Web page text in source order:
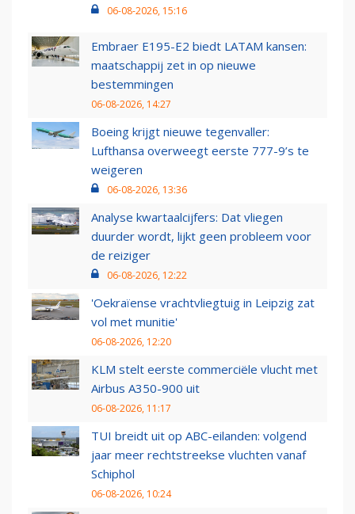
06-08-2026, 15:16
Embraer E195-E2 biedt LATAM kansen:
maatschappij zet in op nieuwe
bestemmingen
06-08-2026, 14:27
Boeing krijgt nieuwe tegenvaller:
Lufthansa overweegt eerste 777-9’s te
weigeren
06-08-2026, 13:36
Analyse kwartaalcijfers: Dat vliegen
duurder wordt, lijkt geen probleem voor
de reiziger
06-08-2026, 12:22
'Oekraïense vrachtvliegtuig in Leipzig zat
vol met munitie'
06-08-2026, 12:20
KLM stelt eerste commerciële vlucht met
Airbus A350-900 uit
06-08-2026, 11:17
TUI breidt uit op ABC-eilanden: volgend
jaar meer rechtstreekse vluchten vanaf
Schiphol
06-08-2026, 10:24